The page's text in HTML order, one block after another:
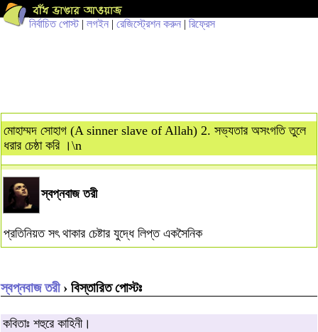
নির্বাচিত পোস্ট| লগইন | রেজিস্ট্রেশন করুন | রিফ্রেস
মোহাম্মদ সোহাগ (A sinner slave of Allah) 2. সভ্যতার অসংগতি তুলে
ধরার চেষ্ঠা করি ।\n
স্বপ্নবাজ তরী
প্রতিনিয়ত সৎ থাকার চেষ্টার যুদ্ধে লিপ্ত একসৈনিক
স্বপ্নবাজ তরী› বিস্তারিত পোস্টঃ
কবিতাঃ শহুরে কাহিনী।